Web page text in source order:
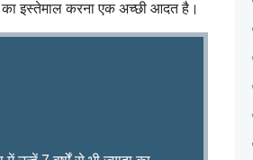
का इस्तेमाल करना एक अच्छी आदत है।